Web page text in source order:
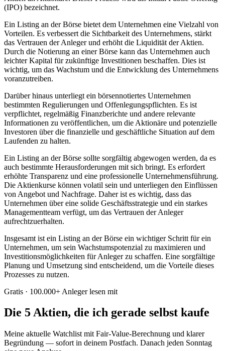
(IPO) bezeichnet.
Ein Listing an der Börse bietet dem Unternehmen eine Vielzahl von
Vorteilen. Es verbessert die Sichtbarkeit des Unternehmens, stärkt
das Vertrauen der Anleger und erhöht die Liquidität der Aktien.
Durch die Notierung an einer Börse kann das Unternehmen auch
leichter Kapital für zukünftige Investitionen beschaffen. Dies ist
wichtig, um das Wachstum und die Entwicklung des Unternehmens
voranzutreiben.
Darüber hinaus unterliegt ein börsennotiertes Unternehmen
bestimmten Regulierungen und Offenlegungspflichten. Es ist
verpflichtet, regelmäßig Finanzberichte und andere relevante
Informationen zu veröffentlichen, um die Aktionäre und potenzielle
Investoren über die finanzielle und geschäftliche Situation auf dem
Laufenden zu halten.
Ein Listing an der Börse sollte sorgfältig abgewogen werden, da es
auch bestimmte Herausforderungen mit sich bringt. Es erfordert
erhöhte Transparenz und eine professionelle Unternehmensführung.
Die Aktienkurse können volatil sein und unterliegen den Einflüssen
von Angebot und Nachfrage. Daher ist es wichtig, dass das
Unternehmen über eine solide Geschäftsstrategie und ein starkes
Managementteam verfügt, um das Vertrauen der Anleger
aufrechtzuerhalten.
Insgesamt ist ein Listing an der Börse ein wichtiger Schritt für ein
Unternehmen, um sein Wachstumspotenzial zu maximieren und
Investitionsmöglichkeiten für Anleger zu schaffen. Eine sorgfältige
Planung und Umsetzung sind entscheidend, um die Vorteile dieses
Prozesses zu nutzen.
Gratis · 100.000+ Anleger lesen mit
Die 5 Aktien, die ich gerade selbst kaufe
Meine aktuelle Watchlist mit Fair-Value-Berechnung und klarer
Begründung — sofort in deinem Postfach. Danach jeden Sonntag